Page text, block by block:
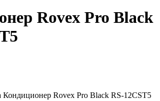
Rovex Pro Black
Кондиционер Rovex Pro Black RS-12CST5